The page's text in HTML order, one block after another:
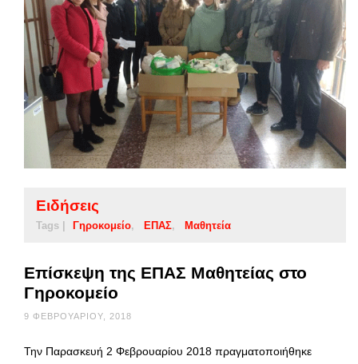
Ειδήσεις
Tags | Γηροκομείο ΕΠΑΣ Μαθητεία
Επίσκεψη της ΕΠΑΣ Μαθητείας στο
Γηροκομείο
9 ΦΕΒΡΟΥΑΡΊΟΥ, 2018
Την Παρασκευή 2 Φεβρουαρίου 2018 πραγματοποιήθηκε